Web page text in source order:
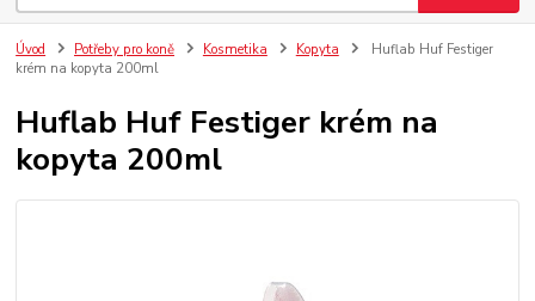
Úvod Potřeby pro koně Kosmetika Kopyta
Huflab Huf Festiger
krém na kopyta 200ml
Huflab Huf Festiger krém na
kopyta 200ml